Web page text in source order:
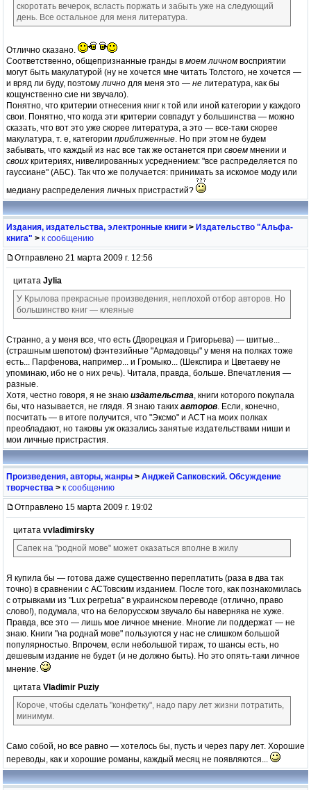
скоротать вечерок, всласть поржать и забыть уже на следующий
день. Все остальное для меня литература.
Отлично сказано.
Соответственно, общепризнанные гранды в моем личном восприятии
могут быть макулатурой (ну не хочется мне читать Толстого, не хочется —
и вряд ли буду, поэтомулично для меня это — не литература, как бы
кощунственно сие ни звучало).
Понятно, что критерии отнесения книг к той или иной категории у каждого
свои. Понятно, что когда эти критерии совпадут у большинства — можно
сказать, что вот это уже скорее литература, а это — все-таки скорее
макулатура, т. е, категории приближенные. Но при этом не будем
забывать, что каждый из нас все так же останется при своем мнении и
своих критериях, нивелированных усреднением: "все распределяется по
гауссиане" (АБС). Так что же получается: принимать за искомое моду или
медиану распределения личных пристрастий?
Издания, издательства, электронные книги > Издательство "Альфа-
книга" > к сообщению
Отправлено 21 марта 2009 г. 12:56
цитата Jylia
У Крылова прекрасные произведения, неплохой отбор авторов. Но
большинство книг — клеяные
Странно, а у меня все, что есть (Дворецкая и Григорьева) — шитые...
(страшным шепотом) фэнтезийные "Армадовцы" у меня на полках тоже
есть... Парфенова, например... и Громыко... (Шекспира и Цветаеву не
упоминаю, ибо не о них речь). Читала, правда, больше. Впечатления —
разные.
Хотя, честно говоря, я не знаю издательства, книги которого покупала
бы, что называется, не глядя. Я знаю таких авторов. Если, конечно,
посчитать — в итоге получится, что "Эксмо" и АСТ на моих полках
преобладают, но таковы уж оказались занятые издательствами ниши и
мои личные пристрастия.
Произведения, авторы, жанры > Анджей Сапковский. Обсуждение
творчества > к сообщению
Отправлено 15 марта 2009 г. 19:02
цитата vvladimirsky
Сапек на "родной мове" может оказаться вполне в жилу
Я купила бы — готова даже существенно переплатить (раза в два так
точно) в сравнении с АСТовским изданием. После того, как познакомилась
с отрывками из "Lux perpetua" в украинском переводе (отлично, право
слово!), подумала, что на белорусском звучало бы наверняка не хуже.
Правда, все это — лишь мое личное мнение. Многие ли поддержат — не
знаю. Книги "на роднай мове" пользуются у нас не слишком большой
популярностью. Впрочем, если небольшой тираж, то шансы есть, но
дешевым издание не будет (и не должно быть). Но это опять-таки личное
мнение.
цитата Vladimir Puziy
Короче, чтобы сделать "конфетку", надо пару лет жизни потратить,
минимум.
Само собой, но все равно — хотелось бы, пусть и через пару лет. Хорошие
переводы, как и хорошие романы, каждый месяц не появляются...